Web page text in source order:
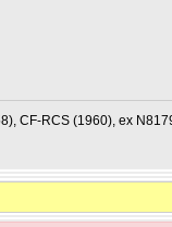
CF-RCS (1960), ex